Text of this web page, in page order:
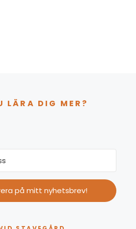
LÄRA DIG MER?
på mitt nyhetsbrev!